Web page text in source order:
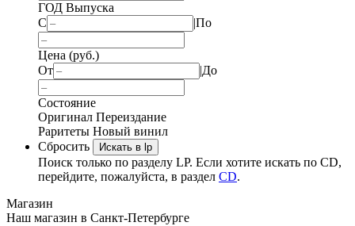
ГОД Выпуска
С
|По
Цена (руб.)
От
|До
Состояние
Оригинал Переиздание
Раритеты Новый винил
Сбросить
Искать в lp
Поиск только по разделу LP. Если хотите искать по CD,
перейдите, пожалуйста, в раздел CD.
Магазин
Наш магазин в Санкт-Петербурге